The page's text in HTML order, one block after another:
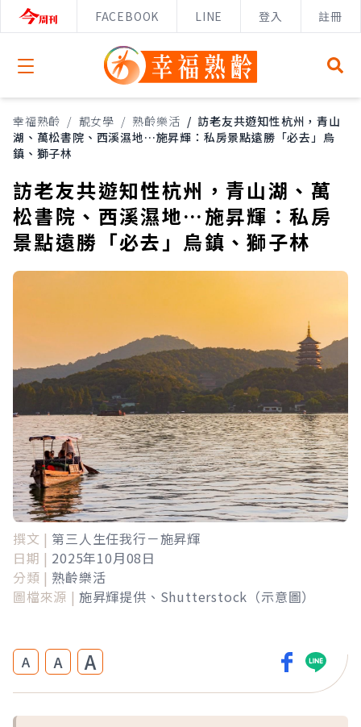
FACEBOOK LINE 登入 註冊
Open menu
幸福熟齡 / 靚女學 / 熟齡樂活 / 訪老友共遊知性杭州，青山
湖、萬松書院、西溪濕地…施昇輝：私房景點遠勝「必去」烏
鎮、獅子林
訪老友共遊知性杭州，青山湖、萬
松書院、西溪濕地…施昇輝：私房
景點遠勝「必去」烏鎮、獅子林
撰文 | 第三人生任我行－施昇輝
日期 | 2025年10月08日
分類 | 熟齡樂活
圖檔來源 | 施昇輝提供、Shutterstock（示意圖）
A A A